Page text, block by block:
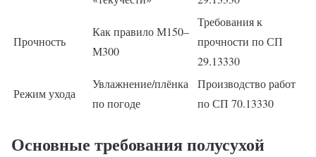
Прочность
Как правило М150–
М300
Требования к
прочности по СП
29.13330
Режим ухода
Увлажнение/плёнка
по погоде
Производство работ
по СП 70.13330
Основные требования полусухой